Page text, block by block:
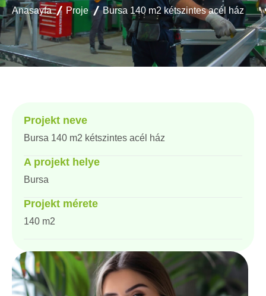
Anasayfa Proje Bursa 140 m2 kétszintes acél ház
Projekt neve
Bursa 140 m2 kétszintes acél ház
A projekt helye
Bursa
Projekt mérete
140 m2